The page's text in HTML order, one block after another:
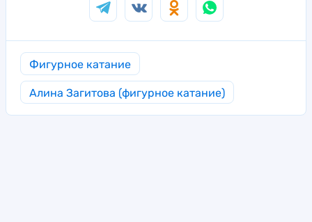
Фигурное катание
Алина Загитова (фигурное катание)